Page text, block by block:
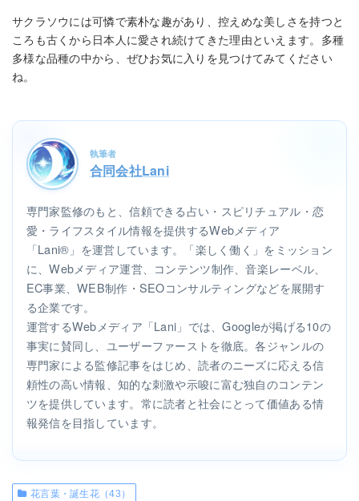
サクラソウには可憐で素朴な趣があり、控えめな美しさを持つと
ころも古くから日本人に愛され続けてきた理由といえます。多種
多様な品種の中から、ぜひお気に入りを見つけてみてください
ね。
執筆者
合同会社Lani
専門家監修のもと、信頼できる占い・スピリチュアル・恋
愛・ライフスタイル情報を提供するWebメディア
「Lani®」を運営しています。「楽しく働く」をミッション
に、Webメディア運営、コンテンツ制作、音楽レーベル、
EC事業、WEB制作・SEOコンサルティングなどを展開す
る企業です。
運営するWebメディア「Lani」では、Googleが掲げる10の
事実に賛同し、ユーザーファーストを徹底。各ジャンルの
専門家による監修記事をはじめ、読者のニーズに応える信
頼性の高い情報、知的な刺激や示唆に富む独自のコンテン
ツを提供しています。常に読者と社会にとって価値ある情
報発信を目指しています。
花言葉・誕生花（43）